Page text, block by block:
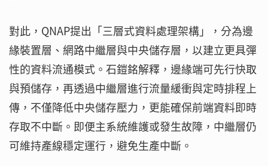
對此，QNAP提出「三層式資料處理架構」，分為邊
緣裝置層、網路中繼層與中央儲存層，以建立更具彈
性的資料流通模式。石鎧銘解釋，邊緣端可先行快取
與預儲存，再透過中繼層進行流量緩衝與定時排程上
傳，不僅降低中央儲存壓力，更能確保前端資料即時
存取不中斷。即便主系統維護或發生故障，中繼層仍
可維持產線穩定運行，避免生產中斷。